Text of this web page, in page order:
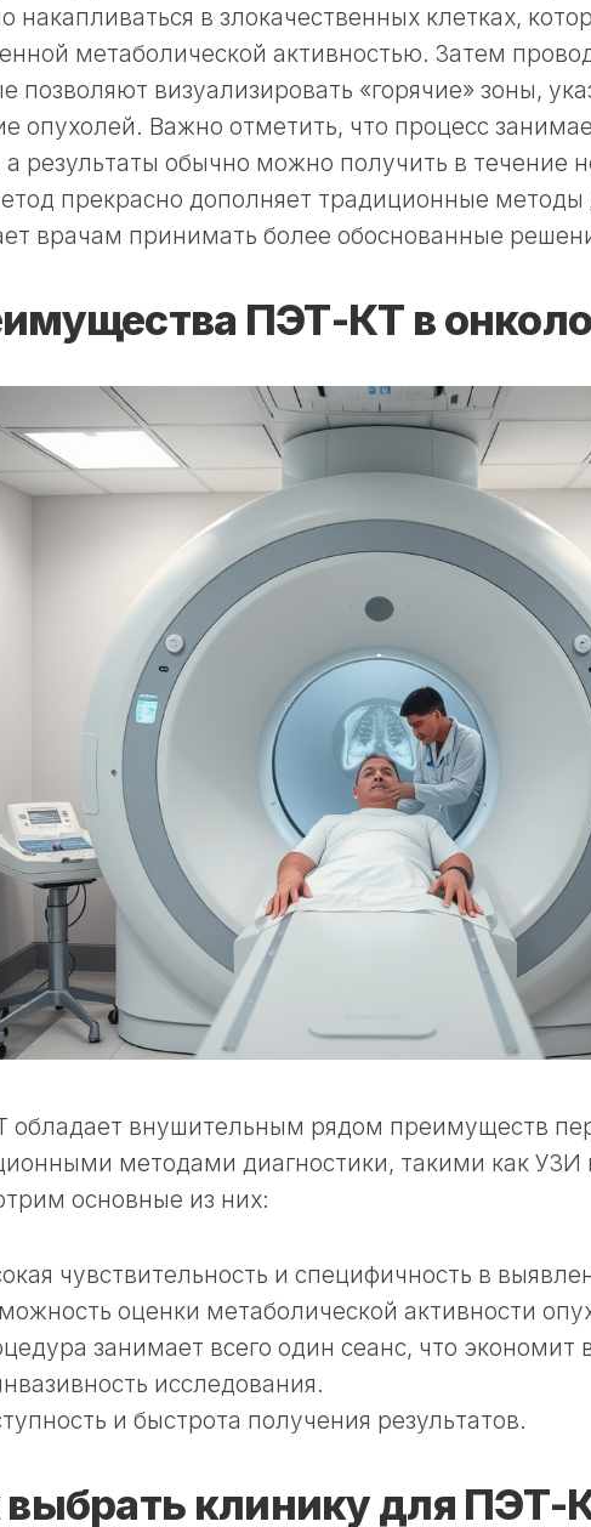
накапливаться в злокачественных клетках,
метаболической активностью. Затем
позволяют визуализировать «горячие» зоны,
опухолей. Важно отметить, что процесс
результаты обычно можно получить в течение
прекрасно дополняет традиционные методы
врачам принимать более обоснованные
ПЭТ-КТ в
обладает внушительным рядом преимуществ
методами диагностики, такими как УЗИ
основные из них:
чувствительность и специфичность в
оценки метаболической активности
занимает всего один сеанс, что экономит
исследования.
и быстрота получения результатов.
выбрать клинику для ПЭТ-